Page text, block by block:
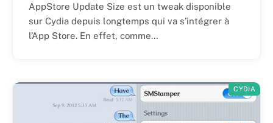
AppStore Update Size est un tweak disponible
sur Cydia depuis longtemps qui va s’intégrer à
l’App Store. En effet, comme…
CYDIA